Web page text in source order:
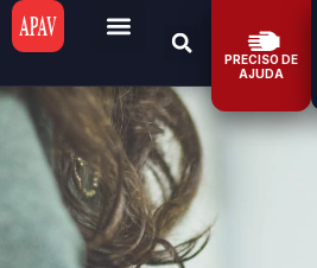
PRECISO DE
AJUDA